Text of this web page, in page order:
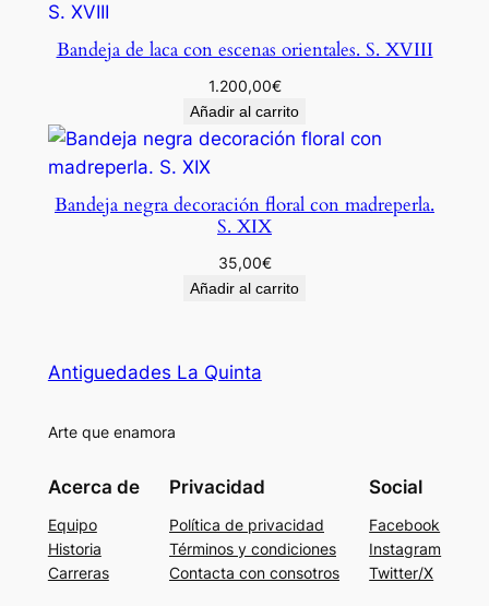
a
dBandeja de laca con escenas orientales. S. XVIII
1.200,00€
Añadir al carrito
Bandeja negra decoración floral con madreperla.
S. XIX
35,00€
Añadir al carrito
Antiguedades La Quinta
Arte que enamora
Acerca de
Equipo
Historia
Carreras
Privacidad
Política de privacidad
Términos y condiciones
Contacta con consotros
Social
Facebook
Instagram
Twitter/X